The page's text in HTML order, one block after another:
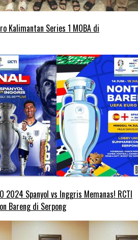
Kalimantan Series 1 MOBA di
2024 Spanyol vs Inggris Memanas! RCTI
Bareng di Serpong